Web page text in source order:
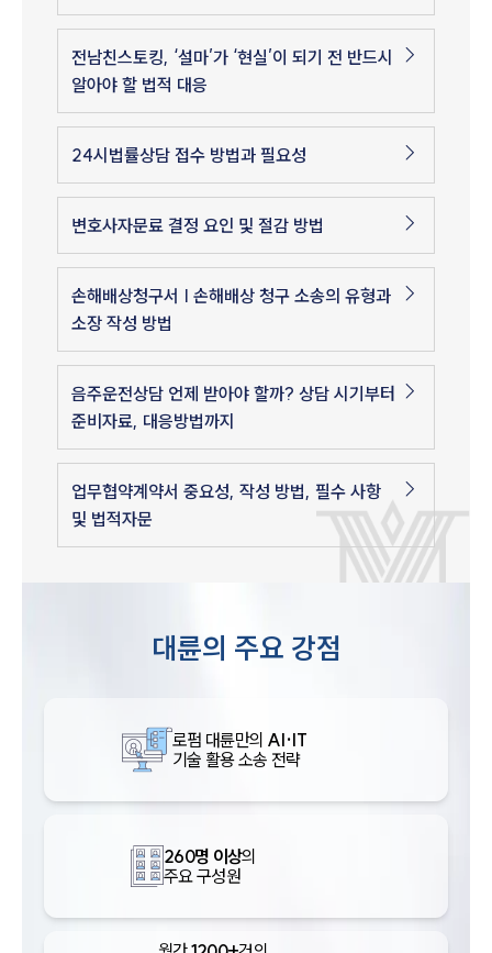
전남친스토킹, ‘설마’가 ‘현실’이 되기 전 반드시
알아야 할 법적 대응
24시법률상담 접수 방법과 필요성
변호사자문료 결정 요인 및 절감 방법
손해배상청구서 | 손해배상 청구 소송의 유형과
소장 작성 방법
음주운전상담 언제 받아야 할까? 상담 시기부터
준비자료, 대응방법까지
업무협약계약서 중요성, 작성 방법, 필수 사항
및 법적자문
대륜의 주요 강점
로펌 대륜만의 AI·IT
기술 활용 소송 전략
260명 이상의
주요 구성원